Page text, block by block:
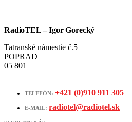
RadioTEL – Igor Gorecký
Tatranské námestie č.5
POPRAD
05 801
TELEFÓN: +421 (0)910 911 305
E-MAIL: radiotel@radiotel.sk